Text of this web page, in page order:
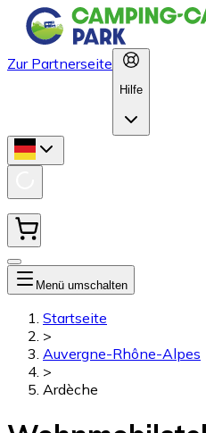
Zur Partnerseite
Hilfe
Menü umschalten
Startseite
>
Auvergne-Rhône-Alpes
>
Ardèche